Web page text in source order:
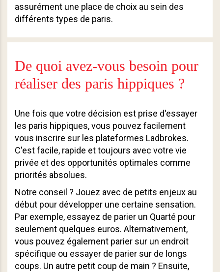
assurément une place de choix au sein des
différents types de paris.
De quoi avez-vous besoin pour
réaliser des paris hippiques ?
Une fois que votre décision est prise d'essayer
les paris hippiques, vous pouvez facilement
vous inscrire sur les plateformes Ladbrokes.
C'est facile, rapide et toujours avec votre vie
privée et des opportunités optimales comme
priorités absolues.
Notre conseil ? Jouez avec de petits enjeux au
début pour développer une certaine sensation.
Par exemple, essayez de parier un Quarté pour
seulement quelques euros. Alternativement,
vous pouvez également parier sur un endroit
spécifique ou essayer de parier sur de longs
coups. Un autre petit coup de main ? Ensuite,